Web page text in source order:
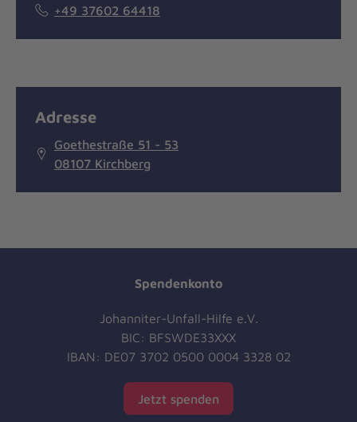
+49 37602 64418
Adresse
Goethestraße 51 - 53
08107 Kirchberg
Spendenkonto
Johanniter-Unfall-Hilfe e.V.
BIC: BFSWDE33XXX
IBAN: DE07 3702 0500 0004 3328 02
Jetzt spenden